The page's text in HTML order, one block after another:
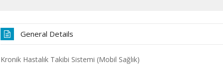
General Details
Kronik Hastalık Takibi Sistemi (Mobil Sağlık)